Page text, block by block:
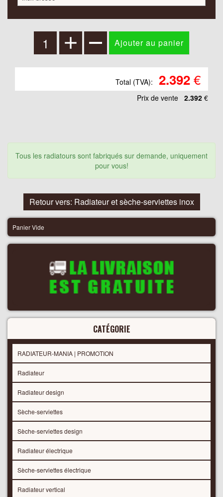
Total (TVA): 2.392€
Prix ​​de vente 2.392 €
Tous les radiatours sont fabriqués sur demande, uniquement
pour vous!
Retour vers: Radiateur et sèche-serviettes inox
Panier Vide
CATÉGORIE
RADIATEUR-MANIA | PROMOTION
Radiateur
Radiateur design
Sèche-serviettes
Sèche-serviettes design
Radiateur électrique
Sèche-serviettes électrique
Radiateur vertical